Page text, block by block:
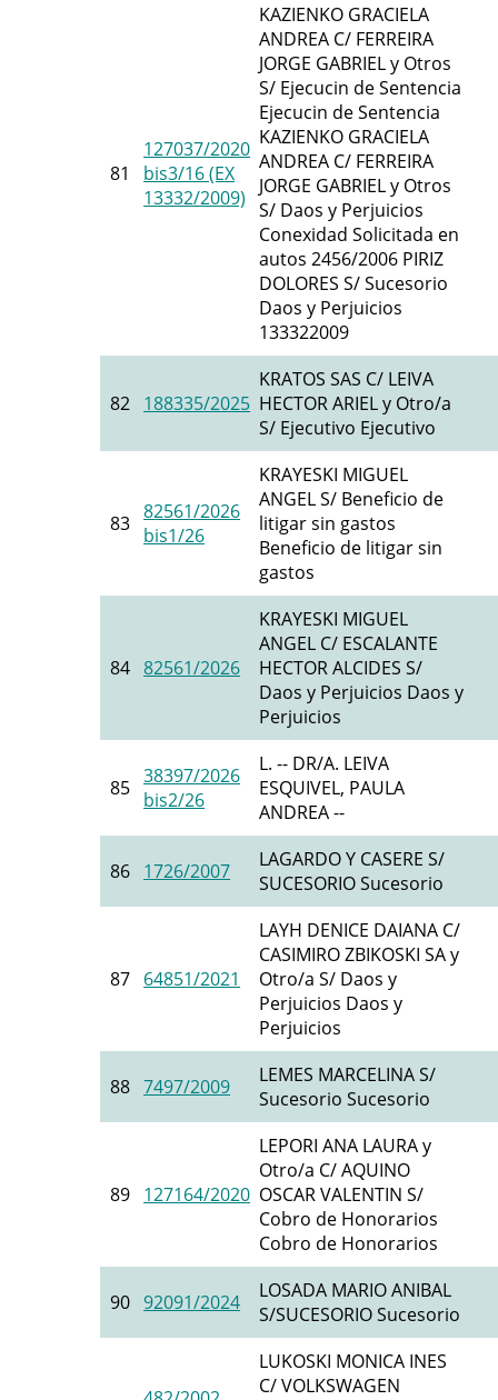
81
127037/2020
bis3/16 (EX
13332/2009)
KAZIENKO GRACIELA
ANDREA C/ FERREIRA
JORGE GABRIEL y Otros
S/ Ejecucin de Sentencia
Ejecucin de Sentencia
KAZIENKO GRACIELA
ANDREA C/ FERREIRA
JORGE GABRIEL y Otros
S/ Daos y Perjuicios
Conexidad Solicitada en
autos 2456/2006 PIRIZ
DOLORES S/ Sucesorio
Daos y Perjuicios
133322009
82 188335/2025
KRATOS SAS C/ LEIVA
HECTOR ARIEL y Otro/a
S/ Ejecutivo Ejecutivo
83 82561/2026
bis1/26
KRAYESKI MIGUEL
ANGEL S/ Beneficio de
litigar sin gastos
Beneficio de litigar sin
gastos
84 82561/2026
KRAYESKI MIGUEL
ANGEL C/ ESCALANTE
HECTOR ALCIDES S/
Daos y Perjuicios Daos y
Perjuicios
85 38397/2026
bis2/26
L. -- DR/A. LEIVA
ESQUIVEL, PAULA
ANDREA --
86 1726/2007
LAGARDO Y CASERE S/
SUCESORIO Sucesorio
87 64851/2021
LAYH DENICE DAIANA C/
CASIMIRO ZBIKOSKI SA y
Otro/a S/ Daos y
Perjuicios Daos y
Perjuicios
88 7497/2009
LEMES MARCELINA S/
Sucesorio Sucesorio
89 127164/2020
LEPORI ANA LAURA y
Otro/a C/ AQUINO
OSCAR VALENTIN S/
Cobro de Honorarios
Cobro de Honorarios
90 92091/2024
LOSADA MARIO ANIBAL
S/SUCESORIO Sucesorio
LUKOSKI MONICA INES
C/ VOLKSWAGEN